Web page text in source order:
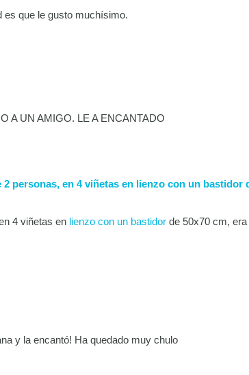
es que le gusto muchísimo.
A UN AMIGO. LE A ENCANTADO
personas, en 4 viñetas en lienzo con un bastidor
4 viñetas en lienzo con un bastidor de 50x70 cm,
y la encantó! Ha quedado muy chulo